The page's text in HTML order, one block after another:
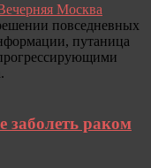
Москва
повседневных
путаница
заболеть раком